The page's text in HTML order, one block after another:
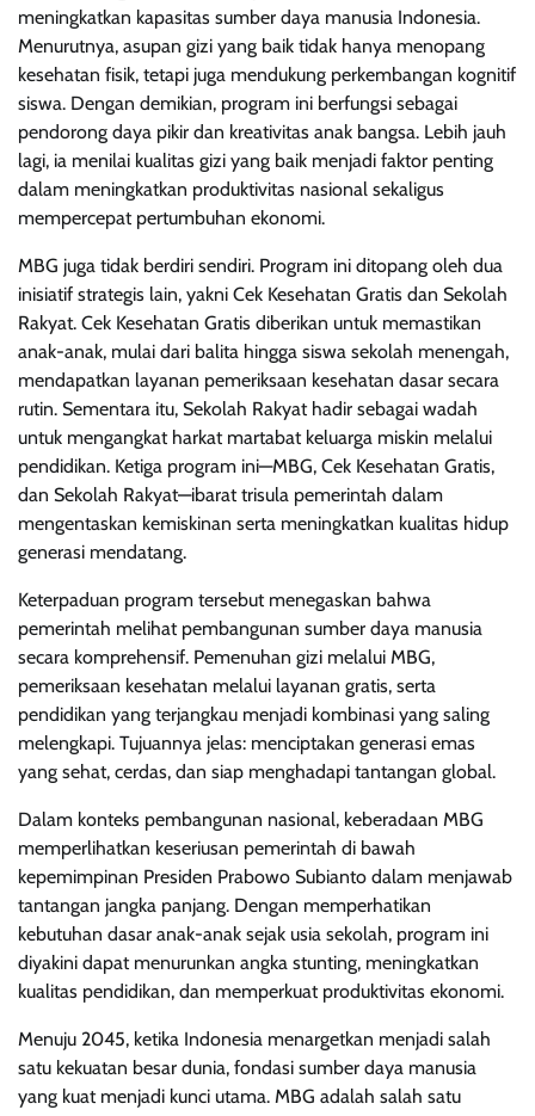
meningkatkan kapasitas sumber daya manusia Indonesia.
Menurutnya, asupan gizi yang baik tidak hanya menopang
kesehatan fisik, tetapi juga mendukung perkembangan kognitif
siswa. Dengan demikian, program ini berfungsi sebagai
pendorong daya pikir dan kreativitas anak bangsa. Lebih jauh
lagi, ia menilai kualitas gizi yang baik menjadi faktor penting
dalam meningkatkan produktivitas nasional sekaligus
mempercepat pertumbuhan ekonomi.
MBG juga tidak berdiri sendiri. Program ini ditopang oleh dua
inisiatif strategis lain, yakni Cek Kesehatan Gratis dan Sekolah
Rakyat. Cek Kesehatan Gratis diberikan untuk memastikan
anak-anak, mulai dari balita hingga siswa sekolah menengah,
mendapatkan layanan pemeriksaan kesehatan dasar secara
rutin. Sementara itu, Sekolah Rakyat hadir sebagai wadah
untuk mengangkat harkat martabat keluarga miskin melalui
pendidikan. Ketiga program ini—MBG, Cek Kesehatan Gratis,
dan Sekolah Rakyat—ibarat trisula pemerintah dalam
mengentaskan kemiskinan serta meningkatkan kualitas hidup
generasi mendatang.
Keterpaduan program tersebut menegaskan bahwa
pemerintah melihat pembangunan sumber daya manusia
secara komprehensif. Pemenuhan gizi melalui MBG,
pemeriksaan kesehatan melalui layanan gratis, serta
pendidikan yang terjangkau menjadi kombinasi yang saling
melengkapi. Tujuannya jelas: menciptakan generasi emas
yang sehat, cerdas, dan siap menghadapi tantangan global.
Dalam konteks pembangunan nasional, keberadaan MBG
memperlihatkan keseriusan pemerintah di bawah
kepemimpinan Presiden Prabowo Subianto dalam menjawab
tantangan jangka panjang. Dengan memperhatikan
kebutuhan dasar anak-anak sejak usia sekolah, program ini
diyakini dapat menurunkan angka stunting, meningkatkan
kualitas pendidikan, dan memperkuat produktivitas ekonomi.
Menuju 2045, ketika Indonesia menargetkan menjadi salah
satu kekuatan besar dunia, fondasi sumber daya manusia
yang kuat menjadi kunci utama. MBG adalah salah satu